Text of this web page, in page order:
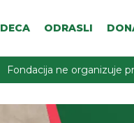
DECA ODRASLI
Fondacija ne organizuje